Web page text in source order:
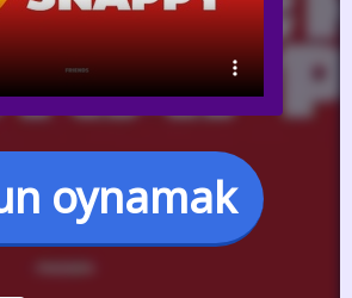
oynamak